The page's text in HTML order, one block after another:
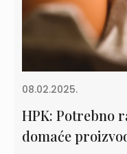
08.02.2025.
HPK: Potrebno
domaće